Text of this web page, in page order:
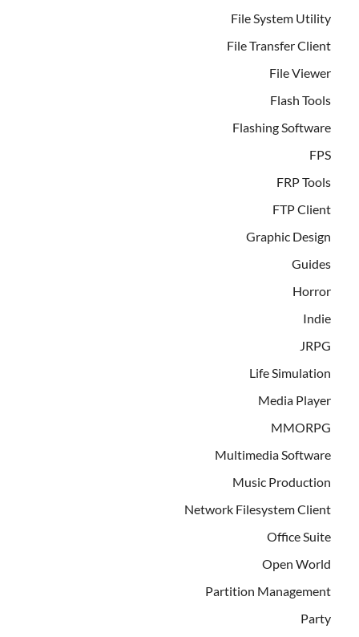
File System Utility
File Transfer Client
File Viewer
Flash Tools
Flashing Software
FPS
FRP Tools
FTP Client
Graphic Design
Guides
Horror
Indie
JRPG
Life Simulation
Media Player
MMORPG
Multimedia Software
Music Production
Network Filesystem Client
Office Suite
Open World
Partition Management
Party